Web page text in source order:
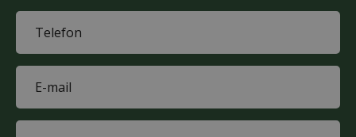
name
(Required)
mail
(Required)